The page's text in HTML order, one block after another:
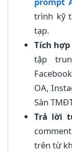
trình kỹ
tạp.
Tích
tập
OA,
Sàn
Trả lời
trên từ